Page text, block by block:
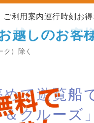
ご利用案内運行時刻 お
越しのお客
）除く
て遊覧船
クルーズ」